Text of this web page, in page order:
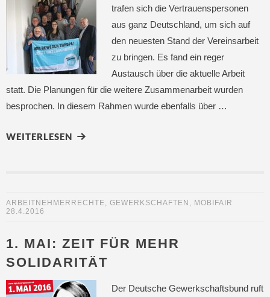
trafen sich die Vertrauenspersonen
aus ganz Deutschland, um sich auf
den neuesten Stand der Vereinsarbeit
zu bringen. Es fand ein reger
Austausch über die aktuelle Arbeit
statt. Die Planungen für die weitere Zusammenarbeit wurden
besprochen. In diesem Rahmen wurde ebenfalls über …
WEITERLESEN
ARBEITNEHMERRECHTE, GEWERKSCHAFTEN , MOBIFAIR
28.4.2016
1. MAI: ZEIT FÜR MEHR
SOLIDARITÄT
Der Deutsche Gewerkschaftsbund ruft